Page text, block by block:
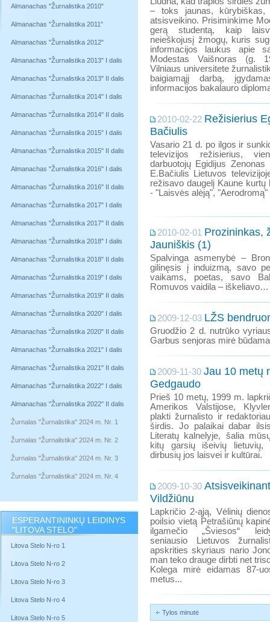
Almanachas "Žurnalistika 2010"
Almanachas "Žurnalistika 2011"
Almanachas "Žurnalistika 2012"
Almanachas "Žurnalistika 2013" I dalis
Almanachas "Žurnalistika 2013" II dalis
Almanachas "Žurnalistika 2014" I dalis
Almanachas "Žurnalistika 2014" II dalis
Almanachas "Žurnalistika 2015" I dalis
Almanachas "Žurnalistika 2015" II dalis
Almanachas "Žurnalistika 2016" I dalis
Almanachas "Žurnalistika 2016" II dalis
Almanachas "Žurnalistika 2017" I dalis
Almanachas "Žurnalistika 2017" II dalis
Almanachas "Žurnalistika 2018" I dalis
Almanachas "Žurnalistika 2018" II dalis
Almanachas "Žurnalistika 2019" I dalis
Almanachas "Žurnalistika 2019" II dalis
Almanachas "Žurnalistika 2020" I dalis
Almanachas "Žurnalistika 2020" II dalis
Almanachas "Žurnalistika 2021" I dalis
Almanachas "Žurnalistika 2021" II dalis
Almanachas "Žurnalistika 2022" I dalis
Almanachas "Žurnalistika 2022" II dalis
Žurnalas "Žurnalistika" 2024 m. Nr. 1
Žurnalas "Žurnalistika" 2024 m. Nr. 2
Žurnalas "Žurnalistika" 2024 m. Nr. 3
Žurnalas "Žurnalistika" 2024 m. Nr. 4
ESPERANTININKŲ LEIDINYS
"LITOVA STELO"
Litova Stelo N-ro 1
Litova Stelo N-ro 2
Litova Stelo N-ro 3
Litova Stelo N-ro 4
Litova Stelo N-ro 5
– toks jaunas,
atsisveikino. Prisiminkime
gerą studentą, kaip
neieškojusį žmogų, kuris
informacijos laukus apie
Modestas Vaišnoras (g.
Vilniaus universitete
baigiamąjį darbą,
informacijos bakalauro
2010-02-22 Režisierius
Bačiulis
Vasario 21 d. po ilgos ir
televizijos režisierius,
darbuotojų Egidijus Zenonas
E.Bačiulis Lietuvos
režisavo daugelį Kaune kurtų
- "Laisvės alėją",
2010-02-01 Prozininkas,
Jauniškis (1)
Spalvinga asmenybė –
gilinęsis į induizmą, savo
vaikams, poetas, savo
Romuvos vaidila –
2009-12-03 LŽS
Gruodžio 2 d. nutrūko
Garbus senjoras mirė
2009-11-30 Jau 10 metų
Gedgaudo
Prieš 10 metų, 1999 m.
Amerikos Valstijose,
plakti žurnalisto ir
širdis. Jo palaikai dabar
Literatų kalnelyje, šalia
kitų garsių išeivių lietuvių,
dirbusių jos laisvei ir kultūrai.
2009-10-30
Vildžiūnu
Lapkričio 2-ąją, Vėlinių
poilsio vietą Petrašiūnų
ilgamečio „Šviesos“
seniausio Lietuvos
apskrities skyriaus nario
man teko drauge dirbti net
Kolega mirė eidamas 87-
metus...
Tylos minutė